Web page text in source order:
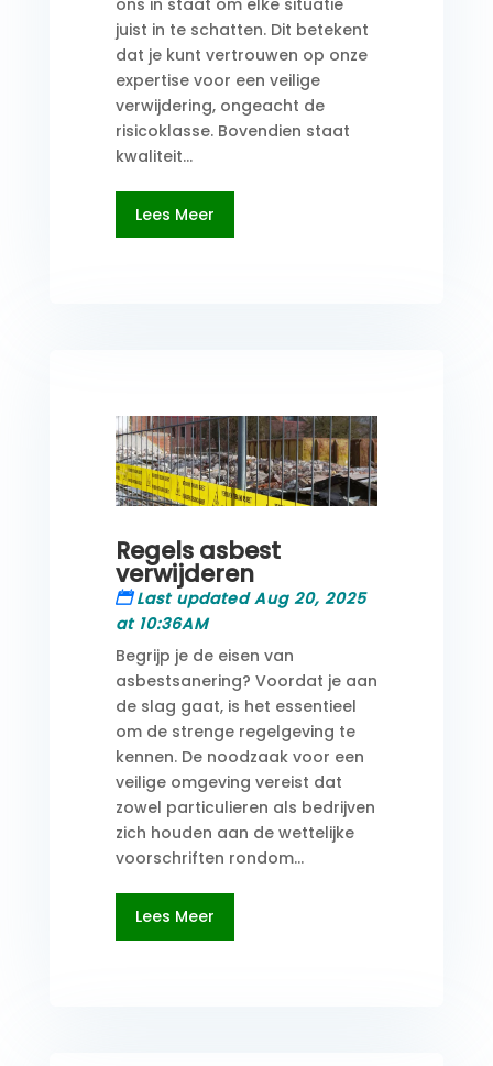
juist in te schatten. Dit betekent
dat je kunt vertrouwen op onze
expertise voor een veilige
verwijdering, ongeacht de
risicoklasse. Bovendien staat
kwaliteit...
Lees Meer
Regels asbest
verwijderen
Last updated Aug 20, 2025
at 10:36AM
Begrijp je de eisen van
asbestsanering? Voordat je aan
de slag gaat, is het essentieel
om de strenge regelgeving te
kennen. De noodzaak voor een
veilige omgeving vereist dat
zowel particulieren als bedrijven
zich houden aan de wettelijke
voorschriften rondom...
Lees Meer